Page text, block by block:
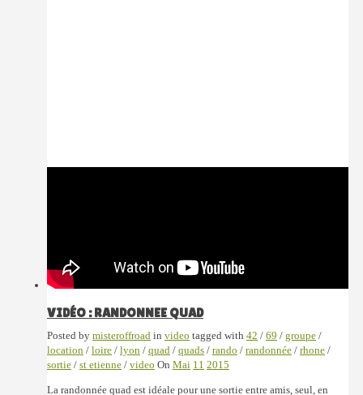
VIDÉO : RANDONNEE QUAD
Posted by misteroffroad in video tagged with 42 / 69 / groupe /
location / loire / lyon / quad / quads / rando / randonnée / rhone /
sortie / st etienne / video On Mai 11 2015
La randonnée quad est idéale pour une sortie entre amis, seul, en